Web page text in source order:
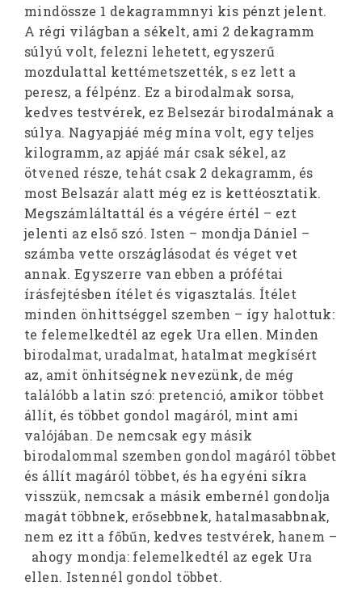
mindössze 1 dekagrammnyi kis pénzt jelent.
A régi világban a sékelt, ami 2 dekagramm
súlyú volt, felezni lehetett, egyszerű
mozdulattal kettémetszették, s ez lett a
peresz, a félpénz. Ez a birodalmak sorsa,
kedves testvérek, ez Belsezár birodalmának a
súlya. Nagyapjáé még mína volt, egy teljes
kilogramm, az apjáé már csak sékel, az
ötvened része, tehát csak 2 dekagramm, és
most Belsazár alatt még ez is kettéosztatik.
Megszámláltattál és a végére értél – ezt
jelenti az első szó. Isten – mondja Dániel –
számba vette országlásodat és véget vet
annak. Egyszerre van ebben a prófétai
írásfejtésben ítélet és vigasztalás. Ítélet
minden önhittséggel szemben – így halottuk:
te felemelkedtél az egek Ura ellen. Minden
birodalmat, uradalmat, hatalmat megkísért
az, amit önhitségnek nevezünk, de még
találóbb a latin szó: pretenció, amikor többet
állít, és többet gondol magáról, mint ami
valójában. De nemcsak egy másik
birodalommal szemben gondol magáról többet
és állít magáról többet, és ha egyéni síkra
visszük, nemcsak a másik embernél gondolja
magát többnek, erősebbnek, hatalmasabbnak,
nem ez itt a főbűn, kedves testvérek, hanem –
ahogy mondja: felemelkedtél az egek Ura
ellen. Istennél gondol többet.